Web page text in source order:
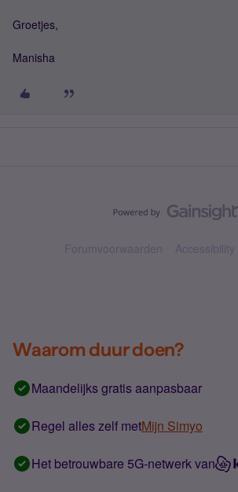
Groetjes,
Manisha
Forumvoorwaarden
Waarom duur doen?
Maandelijks gratis aanpasbaar
Regel alles zelf metMijn Simyo
Het betrouwbare 5G-netwerk van